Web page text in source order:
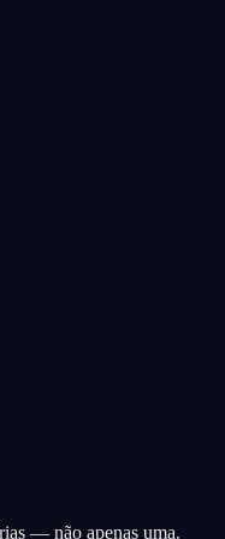
— não apenas uma.